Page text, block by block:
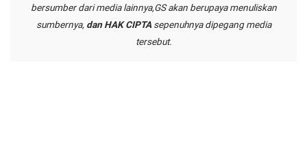
bersumber dari media lainnya,GS akan berupaya menuliskan
sumbernya, dan HAK CIPTAsepenuhnya dipegang media
tersebut.